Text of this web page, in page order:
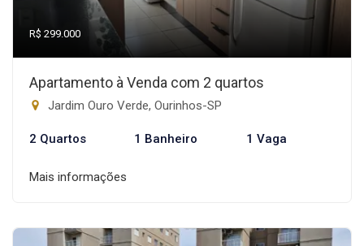
R$ 299.000
Apartamento à Venda com 2 quartos
Jardim Ouro Verde, Ourinhos-SP
2 Quartos 1 Banheiro 1 Vaga
Mais informações